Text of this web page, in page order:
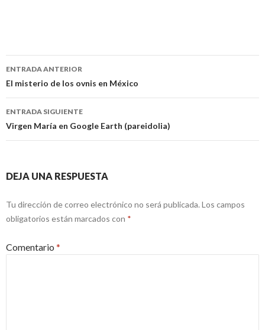
Navegación
de
entradas
ENTRADA ANTERIOR
El misterio de los ovnis en México
ENTRADA SIGUIENTE
Virgen María en Google Earth (pareidolia)
DEJA UNA RESPUESTA
Tu dirección de correo electrónico no será publicada. Los campos
obligatorios están marcados con *
Comentario *